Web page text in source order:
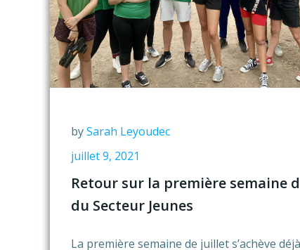
bySarah Leyoudec
juillet 9, 2021
Retour sur la première semaine
du Secteur Jeunes
La première semaine de juillet s’achève